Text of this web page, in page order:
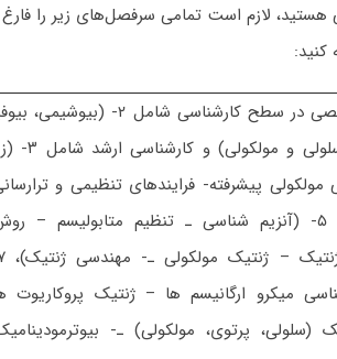
لازم است تمامی سرفصل‌های زیر را
کنید:
– مجموعه دروس تخصصی در سطح
ژنتیک،
مولکول های زیستی)، ۵- (آنزیم شناسی ـ تنظیم
میکرو ارگانیسم ها – ژنتیک